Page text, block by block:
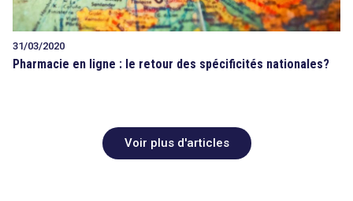
31/03/2020
Pharmacie en ligne : le retour des spécificités nationales?
Voir plus d'articles